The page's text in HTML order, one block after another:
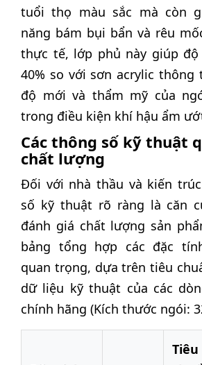
tuổi thọ màu sắc mà còn
năng bám bụi bẩn và rêu
thực tế, lớp phủ này giúp
40% so với sơn acrylic
độ mới và thẩm mỹ của
trong điều kiện khí hậu ẩm
Các thông số kỹ thuật
chất lượng
Đối với nhà thầu và kiến
số kỹ thuật rõ ràng là căn
đánh giá chất lượng sản
bảng tổng hợp các đặc
quan trọng, dựa trên tiêu
dữ liệu kỹ thuật của các
chính hãng (Kích thước ngói:
Tiêu